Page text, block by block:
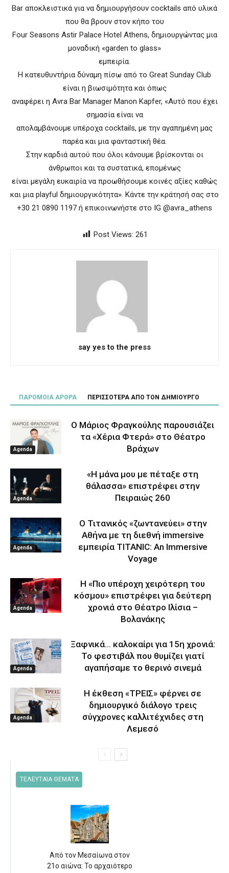
Bar αποκλειστικά για να δημιουργήσουν cocktails από υλικά
που θα βρουν στον κήπο του
Four Seasons Astir Palace Hotel Athens, δημιουργώντας μια
μοναδική «garden to glass»
εμπειρία.
Η κατευθυντήρια δύναμη πίσω από το Great Sunday Club
είναι η βιωσιμότητα και όπως
αναφέρει η Avra Bar Manager Manon Kapfer, «Αυτό που έχει
σημασία είναι να
απολαμβάνουμε υπέροχα cocktails, με την αγαπημένη μας
παρέα και μια φανταστική θέα.
Στην καρδιά αυτού που όλοι κάνουμε βρίσκονται οι
άνθρωποι και τα συστατικά, επομένως
είναι μεγάλη ευκαιρία να προωθήσουμε κοινές αξίες καθώς
και μια playful δημιουργικότητα». Κάντε την κράτησή σας στο
+30 21 0890 1197 ή επικοινωνήστε στο IG @avra_athens
Post Views: 261
say yes to the press
ΠΑΡΟΜΟΙΑ ΑΡΘΡΑ ΠΕΡΙΣΣΟΤΕΡΑ ΑΠΟ ΤΟΝ ΔΗΜΙΟΥΡΓΟ
Agenda
Ο Μάριος Φραγκούλης παρουσιάζει
τα «Χέρια Φτερά» στο Θέατρο
Βράχων
Agenda
«Η μάνα μου με πέταξε στη
θάλασσα» επιστρέφει στην
Πειραιώς 260
Agenda
Ο Τιτανικός «ζωντανεύει» στην
Αθήνα με τη διεθνή immersive
εμπειρία TITANIC: An Immersive
Voyage
Agenda
Η «Πιο υπέροχη χειρότερη του
κόσμου» επιστρέφει για δεύτερη
χρονιά στο Θέατρο Ιλίσια –
Βολανάκης
Agenda
Ξαφνικά… καλοκαίρι για 15η χρονιά:
Το φεστιβάλ που θυμίζει γιατί
αγαπήσαμε το θερινό σινεμά
Agenda
Η έκθεση «ΤΡΕΙΣ» φέρνει σε
δημιουργικό διάλογο τρεις
σύγχρονες καλλιτέχνιδες στη
Λεμεσό
ΤΕΛΕΥΤΑΙΑ ΘΕΜΑΤΑ
Από τον Μεσαίωνα στον
21ο αιώνα: Το αρχαιότερο